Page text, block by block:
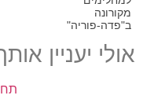
מקורונה
ב"פדה-פוריה"
אולי יעניין